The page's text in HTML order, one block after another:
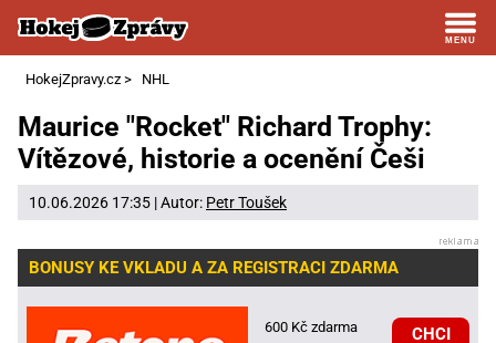
HokejZpravy.cz > NHL
Maurice "Rocket" Richard Trophy:
Vítězové, historie a ocenění Češi
10.06.2026 17:35 | Autor: Petr Toušek
BONUSY KE VKLADU A ZA REGISTRACI ZDARMA
600 Kč zdarma
CHCI